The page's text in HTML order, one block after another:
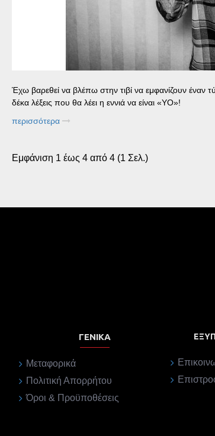
Έχω βαρεθεί να βλέπω στην τιβί να εμφανίζουν έναν
δέκα λέξεις που θα λέει η εννιά να είναι «YO»!
περισσότερα
Εμφάνιση 1 έως 4 από 4 (1 Σελ.)
ΓΕΝΙΚΆ
Μεταφορικά
Πολιτική Απορρήτου
Όροι & Προϋποθέσεις